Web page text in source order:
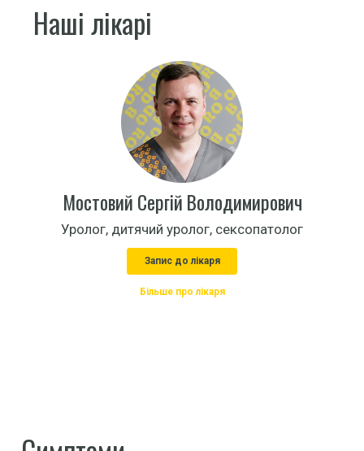
Наші лікарі
Мостовий Сергій Володимирович
Уролог, дитячий уролог, сексопатолог
Запис до лікаря
Більше про лікаря